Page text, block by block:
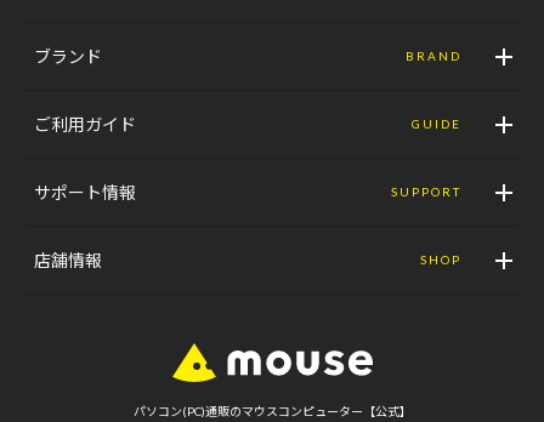
ブランド BRAND
ご利用ガイド GUIDE
サポート情報 SUPPORT
店舗情報 SHOP
パソコン(PC)通販のマウスコンピューター【公式】